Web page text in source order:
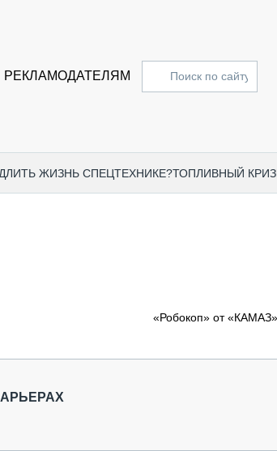
РЕКЛАМОДАТЕЛЯМ
ЖИЗНЬ СПЕЦТЕХНИКЕ?ТОПЛИВНЫЙ
«Робокоп» от